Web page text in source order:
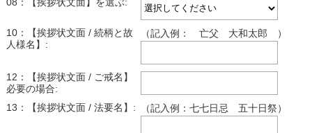
08：【挨拶状文面】を選ぶ:
10：【挨拶状文面 / 続柄と故
人様名】:
（記入例： 亡父 大和太郎 ）
12：【挨拶状文面 / ご戒名】
必要の場合:
13：【挨拶状文面 / 法要名】:
（記入例：七七日忌 五十日祭）